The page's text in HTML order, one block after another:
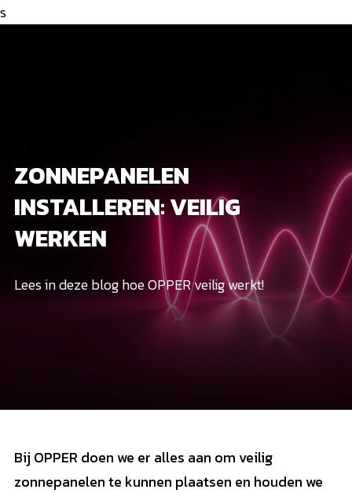
s
ZONNEPANELEN
INSTALLEREN: VEILIG
WERKEN
Lees in deze blog hoe OPPER veilig werkt!
Bij OPPER doen we er alles aan om veilig
zonnepanelen te kunnen plaatsen en houden we